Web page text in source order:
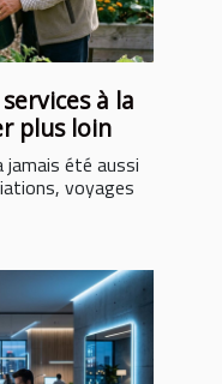
à la
plus loin
jamais été aussi
voyages